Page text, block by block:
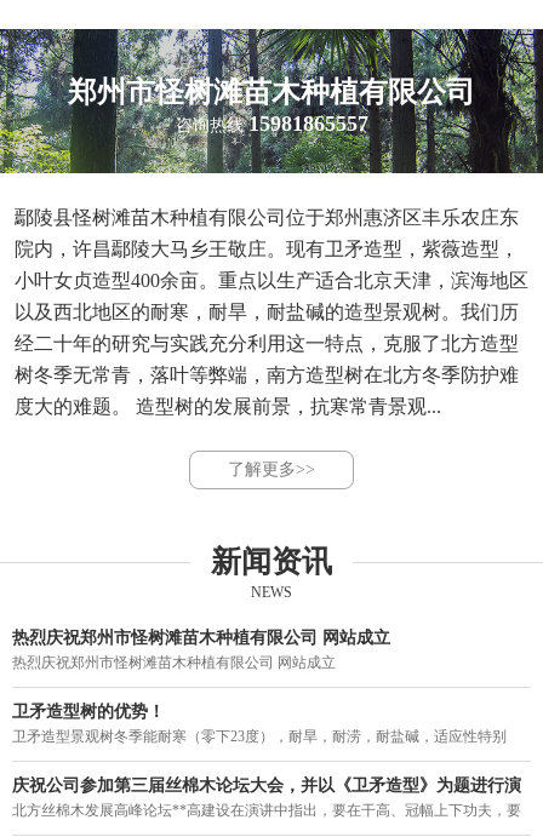
郑州市怪树滩苗木种植有限公司
咨询热线 15981865557
鄢陵县怪树滩苗木种植有限公司位于郑州惠济区丰乐农庄东
院内，许昌鄢陵大马乡王敬庄。现有卫矛造型，紫薇造型，
小叶女贞造型400余亩。重点以生产适合北京天津，滨海地区
以及西北地区的耐寒，耐旱，耐盐碱的造型景观树。我们历
经二十年的研究与实践充分利用这一特点，克服了北方造型
树冬季无常青，落叶等弊端，南方造型树在北方冬季防护难
度大的难题。 造型树的发展前景，抗寒常青景观...
了解更多>>
新闻资讯
NEWS
热烈庆祝郑州市怪树滩苗木种植有限公司 网站成立
热烈庆祝郑州市怪树滩苗木种植有限公司 网站成立
卫矛造型树的优势！
卫矛造型景观树冬季能耐寒（零下23度），耐旱，耐涝，耐盐碱，适应性特别
强。突破了四季常青造型不能过京津冀，东北，西北的局限，结束了我国寒冷地
区造型树冬季落叶的历史，填补了北方造型树一年四季无常青的空白。
庆祝公司参加第三届丝棉木论坛大会，并以《卫矛造型》为题进行演
讲。
北方丝棉木发展高峰论坛**高建设在演讲中指出，要在干高、冠幅上下功夫，要